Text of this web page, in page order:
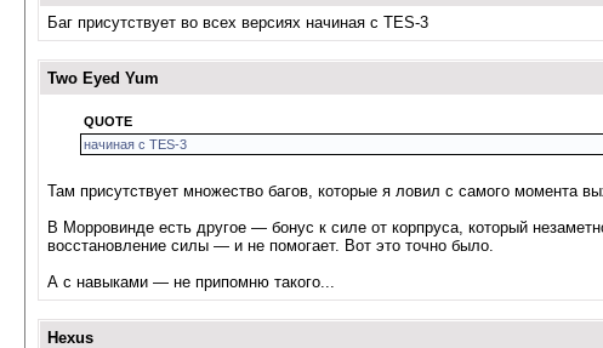
Баг присутствует во всех версиях начиная с TES-3
Two Eyed Yum
QUOTE
начиная с TES-3
Там присутствует множество багов, которые я ловил с самого момента
В Морровинде есть другое — бонус к силе от корпруса, который
восстановление силы — и не помогает. Вот это точно было.
А с навыками — не припомню такого...
Hexus